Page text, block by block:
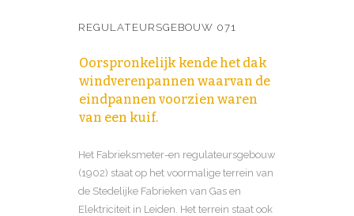
REGULATEURSGEBOUW 071
Oorspronkelijk kende het dak
windverenpannen waarvan de
eindpannen voorzien waren
van een kuif.
Het Fabrieksmeter-en regulateursgebouw
(1902) staat op het voormalige terrein van
de Stedelijke Fabrieken van Gas en
Elektriciteit in Leiden. Het terrein staat ook